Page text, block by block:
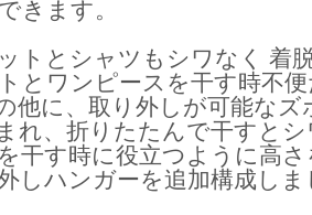
きます。
トとシャツもシワなく 着
とワンピースを干す時不
他に、取り外しが可能な
れ、折りたたんで干すと
干す時に役立つように高
しハンガーを追加構成しま